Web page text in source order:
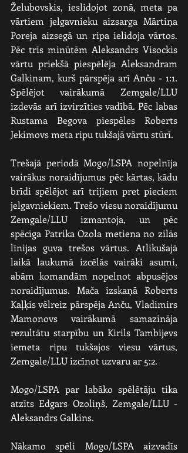
Želubovskis, ieslidojot zonā, meta pa
vārtiem jelgavnieku aizsarga Mārtiņa
Poreja aizsegā un ripa ielidoja vārtos.
Pēc trīs minūtēm Aleksandrs Visockis
vārtu priekšā piespēlēja Aleksandram
Galkinam, kurš pārspēja arī Anču - 1:1.
Spēlējot vairākumā Zemgale/LLU
izdevās arī izvirzīties vadībā. Pēc labas
Rustama Begova piespēles Roberts
Jekimovs meta ripu tukšajā vārtu stūrī.
Trešajā periodā Mogo/LSPA nopelnīja
vairākus noraidījumus pēc kārtas, kādu
brīdi spēlējot arī trijiem pret pieciem
jelgavniekiem. Trešo viesu noraidījumu
Zemgale/LLU izmantoja, un pēc
spēcīga Patrika Ozola metiena no zilās
līnijas guva trešos vārtus. Atlikušajā
laikā laukumā izcēlās vairāki asumi,
abām komandām nopelnot abpusējos
noraidījumus. Mača izskaņā Roberts
Kaļķis vēlreiz pārspēja Anču, Vladimirs
Mamonovs vairākumā samazināja
rezultātu starpību un Kirils Tambijevs
iemeta ripu tukšajos viesu vārtus,
Zemgale/LLU izcīnot uzvaru ar 5:2.
Mogo/LSPA par labāko spēlētāju tika
atzīts Edgars Ozoliņš, Zemgale/LLU -
Aleksandrs Galkins.
Nākamo spēli Mogo/LSPA aizvadīs